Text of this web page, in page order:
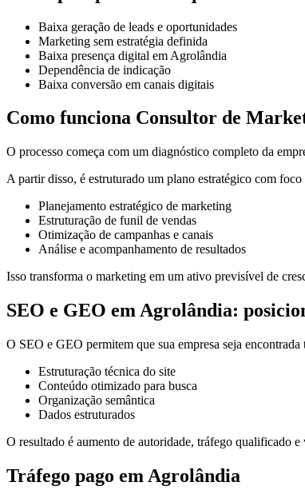
Baixa geração de leads e oportunidades
Marketing sem estratégia definida
Baixa presença digital em Agrolândia
Dependência de indicação
Baixa conversão em canais digitais
Como funciona Consultor de
O processo começa com um diagnóstico completo da
A partir disso, é estruturado um plano estratégico com foco
Planejamento estratégico de marketing
Estruturação de funil de vendas
Otimização de campanhas e canais
Análise e acompanhamento de resultados
Isso transforma o marketing em um ativo previsível de
SEO e GEO em Agrolândia:
O SEO e GEO permitem que sua empresa seja
Estruturação técnica do site
Conteúdo otimizado para busca
Organização semântica
Dados estruturados
O resultado é aumento de autoridade, tráfego qualificado
Tráfego pago em Agrolândia